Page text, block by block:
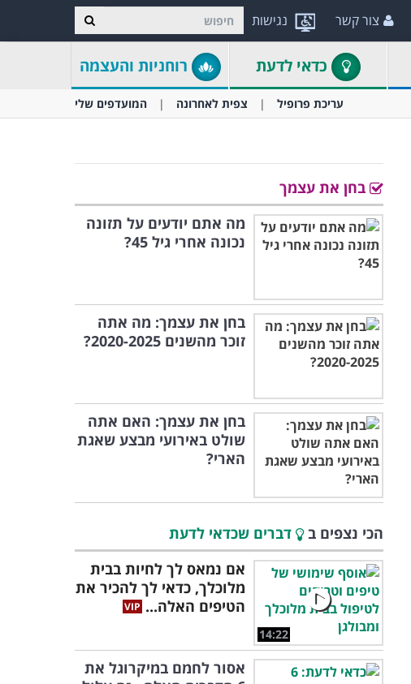
נגישות צור קשר
כדאי לדעת רוחניות והעצמה
עריכת פרופיל צפית לאחרונה המועדפים שלי
בחן את עצמך
מה אתם יודעים על תזונה
נכונה אחרי גיל 45?
בחן את עצמך: מה אתה
זוכר מהשנים 2020-2025?
בחן את עצמך: האם אתה
שולט באירועי מבצע שאגת
הארי?
הכי נצפים ב דברים שכדאי לדעת
14:22
אם נמאס לך לחיות בבית
מלוכלך, כדאי לך להכיר את
הטיפים האלה...
אסור לחמם במיקרוגל את